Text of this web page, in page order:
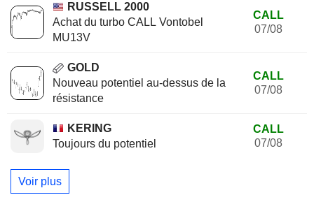
RUSSELL 2000
Achat du turbo CALL Vontobel
MU13V
CALL
07/08
GOLD
Nouveau potentiel au-dessus de la
résistance
CALL
07/08
KERING
Toujours du potentiel
CALL
07/08
Voir plus